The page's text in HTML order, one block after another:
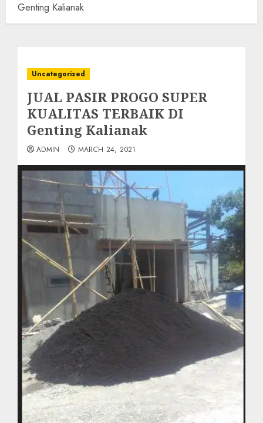
Genting Kalianak
Uncategorized
JUAL PASIR PROGO SUPER
KUALITAS TERBAIK DI
Genting Kalianak
ADMIN MARCH 24, 2021